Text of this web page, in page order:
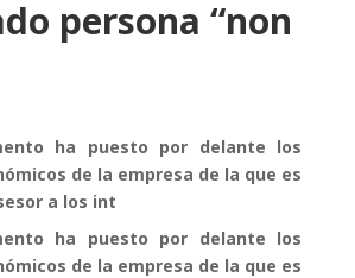
persona “non
ha puesto por delante los
de la empresa de la que es
a los int
ha puesto por delante los
de la empresa de la que es